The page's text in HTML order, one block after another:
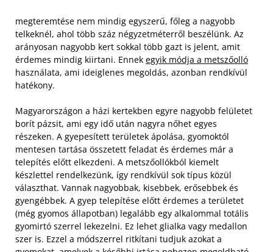
megteremtése nem mindig egyszerű, főleg a nagyobb
telkeknél, ahol több száz négyzetméterről beszélünk. Az
arányosan nagyobb kert sokkal több gazt is jelent, amit
érdemes mindig kiirtani. Ennek egyik módja a metszőolló
használata, ami ideiglenes megoldás, azonban rendkívül
hatékony.
Magyarországon a házi kertekben egyre nagyobb felületet
borít pázsit, ami egy idő után nagyra nőhet egyes
részeken. A gyepesített területek ápolása, gyomoktól
mentesen tartása összetett feladat és érdemes már a
telepítés előtt elkezdeni. A metszőollókból kiemelt
készlettel rendelkezünk, így rendkívül sok típus közül
választhat. Vannak nagyobbak, kisebbek, erősebbek és
gyengébbek. A gyep telepítése előtt érdemes a területet
(még gyomos állapotban) legalább egy alkalommal totális
gyomirtó szerrel lekezelni. Ez lehet glialka vagy medallon
szer is. Ezzel a módszerrel ritkítani tudjuk azokat a